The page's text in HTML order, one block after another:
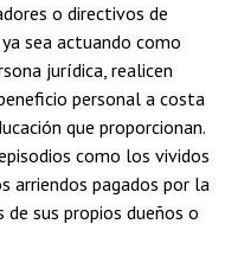
o directivos de
sea actuando como
jurídica, realicen
personal a costa
que proporcionan.
como los vividos
arriendos pagados por la
de sus propios dueños o